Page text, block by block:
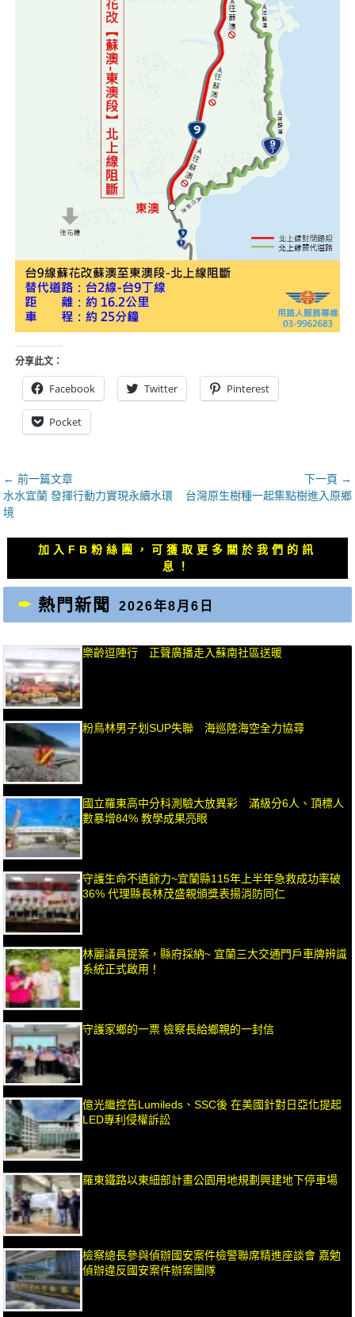
分享此文：
Facebook Twitter Pinterest
Pocket
文
章
導
覽
← 前一篇文章
上
一
水水宜蘭 發揮行動力實現永續水環
境
下一頁 →
下
文
章：
台灣原生樹種一起集點樹進入原鄉
加入FB粉絲團，可獲取更多關於我們的訊
息！
熱門新聞 2026年8月6日
樂齡逗陣行 正聲廣播走入蘇南社區送暖
粉鳥林男子划SUP失聯 海巡陸海空全力協尋
國立羅東高中分科測驗大放異彩 滿級分6人、頂標人
數暴增84% 教學成果亮眼
守護生命不遺餘力~宜蘭縣115年上半年急救成功率破
36% 代理縣長林茂盛親頒獎表揚消防同仁
林麗議員提案，縣府採納~ 宜蘭三大交通門戶車牌辨識
系統正式啟用！
守護家鄉的一票 檢察長給鄉親的一封信
億光繼控告Lumileds、SSC後 在美國針對日亞化提起
LED專利侵權訴訟
羅東鐵路以東細部計畫公園用地規劃興建地下停車場
檢察總長參與偵辦國安案件檢警聯席精進座談會 嘉勉
偵辦違反國安案件辦案團隊